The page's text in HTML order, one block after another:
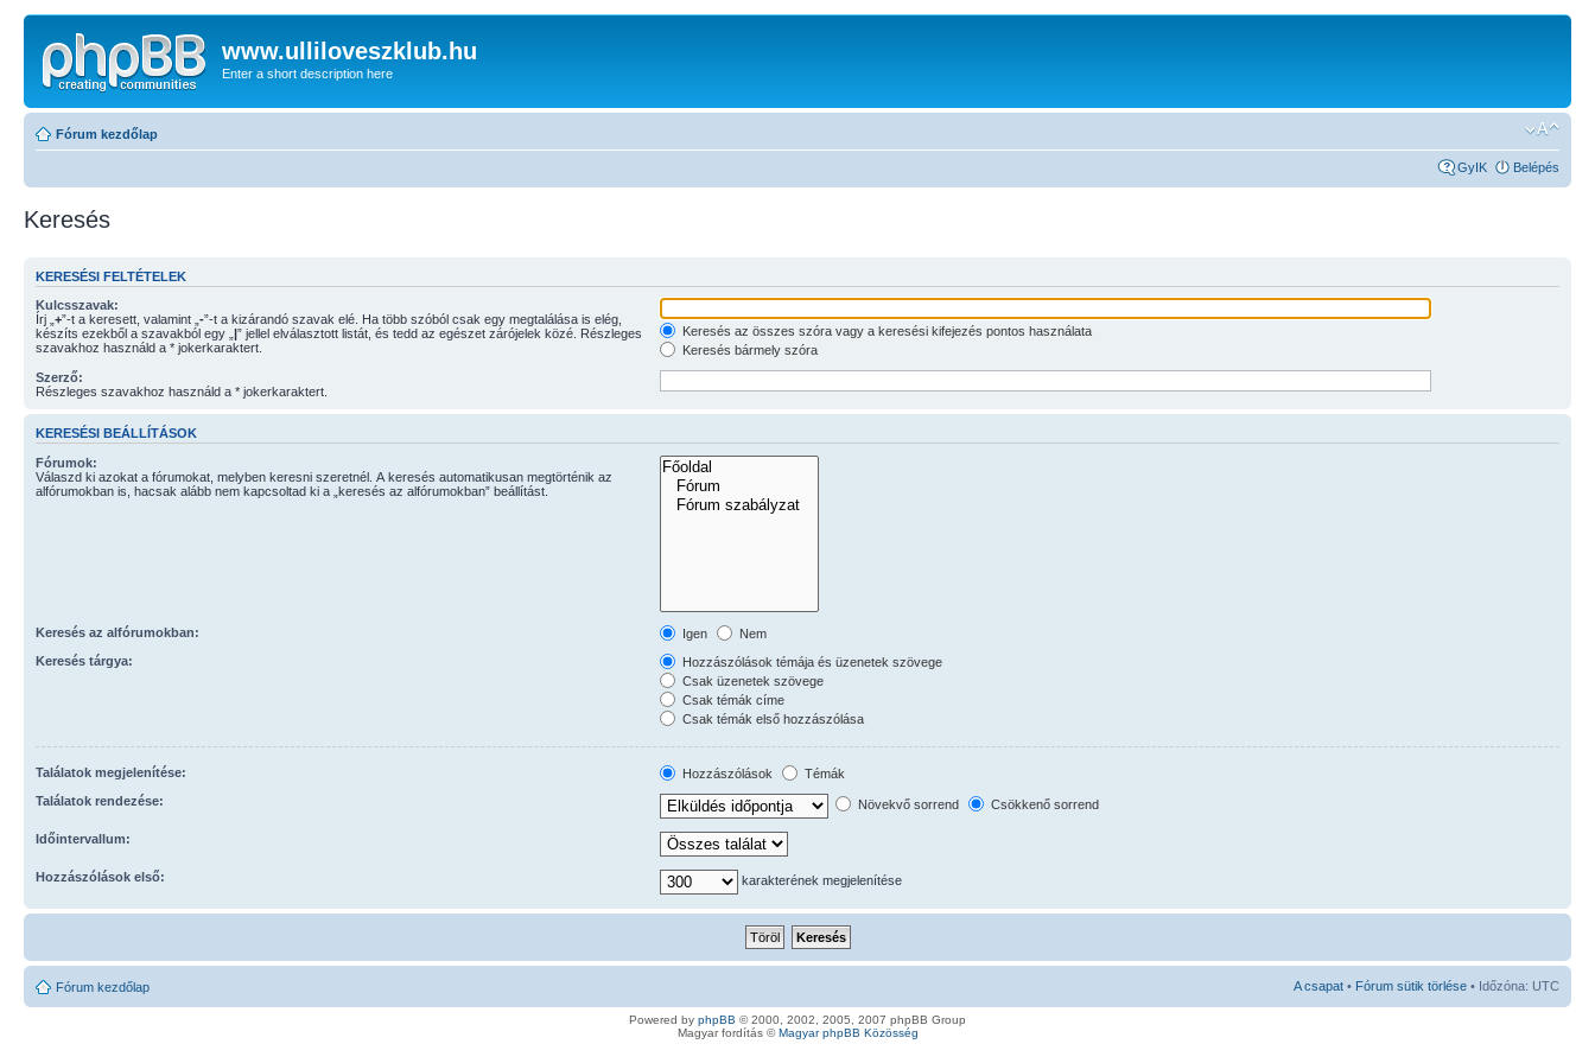
www.ulliloveszklub.hu
Enter a short description here
Fórum kezdőlap
GyIK Belépés
Keresés
KERESÉSI FELTÉTELEK
Kulcsszavak:
Írj „ +”-t a keresett, valamint „ -”-t a kizárandó szavak elé. Ha több szóból csak egy megtalálása is elég,
készíts ezekből a szavakból egy „ |” jellel elválasztott listát, és tedd az egészet zárójelek közé. Részleges
szavakhoz használd a * jokerkaraktert.
Keresés az összes szóra vagy a keresési kifejezés pontos használata
Keresés bármely szóra
Szerző:
Részleges szavakhoz használd a * jokerkaraktert.
KERESÉSI BEÁLLÍTÁSOK
Fórumok:
Válaszd ki azokat a fórumokat, melyben keresni szeretnél. A keresés automatikusan megtörténik az
alfórumokban is, hacsak alább nem kapcsoltad ki a „keresés az alfórumokban” beállítást.
Keresés az alfórumokban: Igen
Nem
Keresés tárgya:
Hozzászólások témája és üzenetek szövege
Csak üzenetek szövege
Csak témák címe
Csak témák első hozzászólása
Találatok megjelenítése: Hozzászólások
Témák
Találatok rendezése:
Növekvő sorrend Csökkenő sorrend
Időintervallum:
Hozzászólások első: karakterének megjelenítése
Fórum kezdőlap A csapat • Fórum sütik törlése • Időzóna: UTC
Powered by phpBB © 2000, 2002, 2005, 2007 phpBB Group
Magyar fordítás ©Magyar phpBB Közösség